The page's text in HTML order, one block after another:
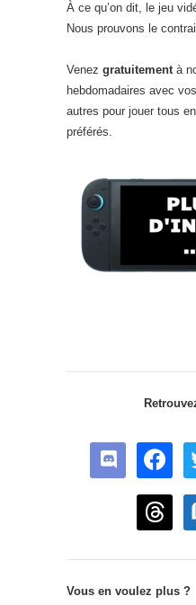
À ce qu’on dit, le jeu
Nous prouvons le
Venez gratuitementà
hebdomadaires avec
autres pour jouer tous
préférés.
discord facebook
threads
Vous en voulez plus ?